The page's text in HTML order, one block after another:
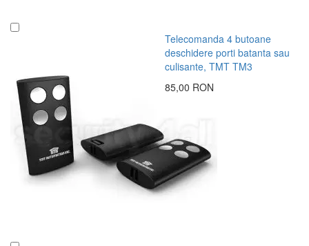
Telecomanda 4 butoane
deschidere porti batanta sau
culisante, TMT TM3
85,00 RON